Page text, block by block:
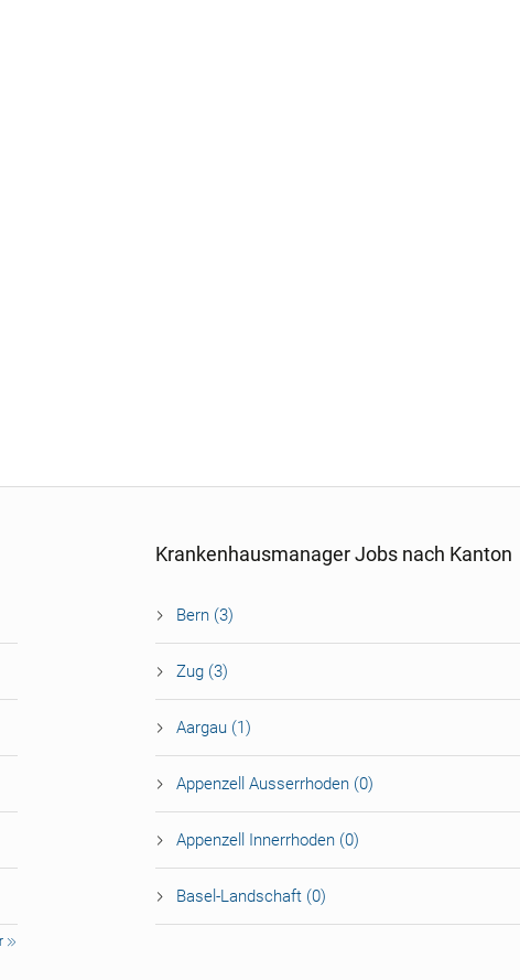
Krankenhausmanager Jobs nach Kanton
Bern (3)
Zug (3)
Aargau (1)
Appenzell Ausserrhoden (0)
Appenzell Innerrhoden (0)
Basel-Landschaft (0)